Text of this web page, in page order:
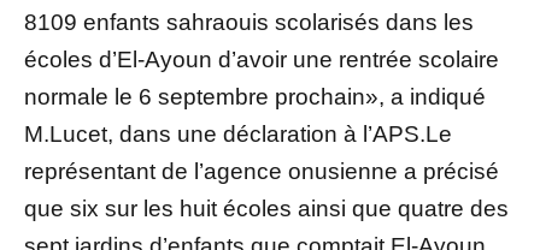
8109 enfants sahraouis scolarisés dans les
écoles d’El-Ayoun d’avoir une rentrée scolaire
normale le 6 septembre prochain», a indiqué
M.Lucet, dans une déclaration à l’APS.Le
représentant de l’agence onusienne a précisé
que six sur les huit écoles ainsi que quatre des